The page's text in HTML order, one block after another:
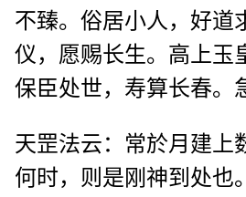
不臻。俗居小人，好道
仪，愿赐长生。高上玉
保臣处世，寿算长春。
天罡法云：常於月建上
何时，则是刚神到处也